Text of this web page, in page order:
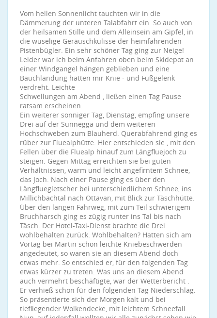
Vom hellen Sonnenlicht tauchten wir in die
Dämmerung der unteren Talabfahrt ein. So auch von
der heilsamen Stille und dem Alleinsein am Gipfel, in
die wuselige Geräuschkulisse der heimfahrenden
Pistenbügler. Ein sehr schöner Tag ging zur Neige!
Leider war ich beim Anfahren oben beim Skidepot an
einer Windgangel hängen geblieben und eine
Bauchlandung hatten mir Knie - und Fußgelenk
verdreht. Leichte
Schwellungen am Abend , ließen einen Tag Pause
ratsam erscheinen.
Ein weiterer sonniger Tag, Dienstag, empfing unsere
Drei auf der Sunnegga und dem weiteren
Hochschweben zum Blauherd. Querabfahrend ging es
rüber zur Fluealphütte. Hier entschieden sie , mit den
Fellen über die Fluealp hinauf zum Längfluejoch zu
steigen. Gegen Mittag erreichten sie bei guten
Verhältnissen, warm und leicht angefirntem Schnee,
das Joch. Nach einer Pause ging es über den
Längfluegletscher bei unterschiedlichem Schnee, ins
Millichbachtal nach Ottavan, mit Blick zur Täschhütte.
Über den langen Fahrweg, mit zum Teil schwierigem
Bruchharsch ging es zügig runter ins Tal bis nach
Täsch. Der Hotel-Taxi-Dienst brachte die Drei
wohlbehalten zurück. Wohlbehalten? Hatten sich am
Vortag bei Martin schon leichte Kniebeschwerden
angedeutet, so waren sie an diesem Abend doch
etwas mehr. So entschied er, für den folgenden Tag
etwas kürzer zu treten. Was uns an diesem Abend
auch vermehrt beschäftigte, war der Wetterbericht .
Er verhieß schon für den folgenden Tag Niederschlag.
So präsentierte sich der Morgen kalt und bei
tiefliegender Wolkendecke, mit leichtem Schneefall.